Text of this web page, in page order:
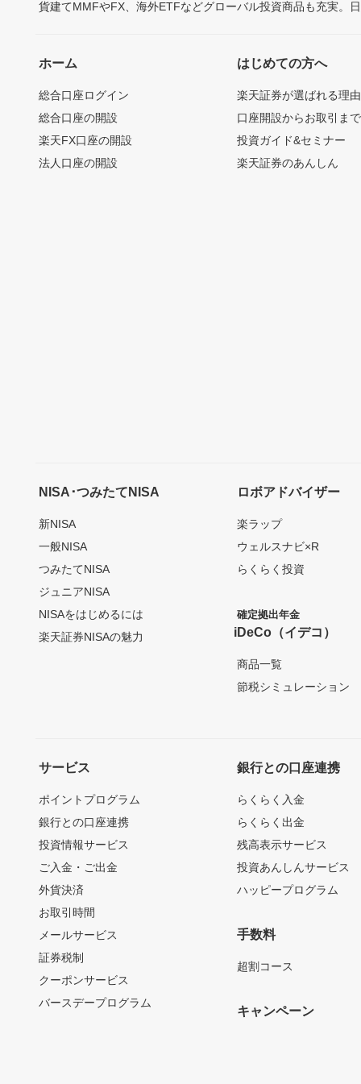
貨建てMMFやFX、海外ETFなどグローバル投資商品も充実。
ホーム
総合口座ログイン
総合口座の開設
楽天FX口座の開設
法人口座の開設
はじめての方へ
楽天証券が選ばれる理由
口座開設からお取引ま
投資ガイド&セミナー
楽天証券のあんしん
NISA･つみたてNISA
新NISA
一般NISA
つみたてNISA
ジュニアNISA
NISAをはじめるには
楽天証券NISAの魅力
ロボアドバイザー
楽ラップ
ウェルスナビ×R
らくらく投資
確定拠出年金
iDeCo（イデコ）
商品一覧
節税シミュレーション
サービス
ポイントプログラム
銀行との口座連携
投資情報サービス
ご入金・ご出金
外貨決済
お取引時間
メールサービス
証券税制
クーポンサービス
バースデープログラム
銀行との口座連携
らくらく入金
らくらく出金
残高表示サービス
投資あんしんサービス
ハッピープログラム
手数料
超割コース
キャンペーン